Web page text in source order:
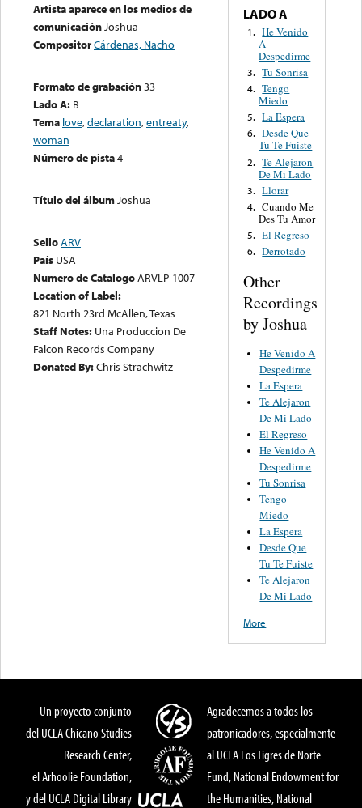
Artista aparece en los medios de
comunicaciónJoshua
CompositorCárdenas, Nacho
Formato de grabación33
Lado A: B
Tema love,declaration,entreaty,
woman
Número de pista4
Título del álbumJoshua
SelloARV
País USA
Numero de CatalogoARVLP-1007
Location of Label:
821 North 23rd McAllen, Texas
Staff Notes: Una Produccion De
Falcon Records Company
Donated By:Chris Strachwitz
LADO A
1. He Venido
A
Despedirme
3. Tu Sonrisa
4. Tengo
Miedo
5. La Espera
6. Desde Que
Tu Te Fuiste
2. Te Alejaron
De Mi Lado
3. Llorar
4. Cuando Me
Des Tu Amor
5. El Regreso
6. Derrotado
Other
Recordings
by Joshua
He Venido A
Despedirme
La Espera
Te Alejaron
De Mi Lado
El Regreso
He Venido A
Despedirme
Tu Sonrisa
Tengo
Miedo
La Espera
Desde Que
Tu Te Fuiste
Te Alejaron
De Mi Lado
More
Un proyecto conjunto
del UCLA Chicano Studies
Research Center,
el Arhoolie Foundation,
y del UCLA Digital Library
Agradecemos a todos los
patronicadores, especialmente
al UCLA Los Tigres de Norte
Fund, National Endowment for
the Humanities, National